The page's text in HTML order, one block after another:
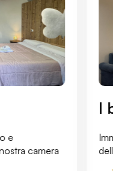
e
camera
I